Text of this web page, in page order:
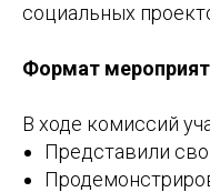
социальных
Формат
В ходе комиссий
Представили